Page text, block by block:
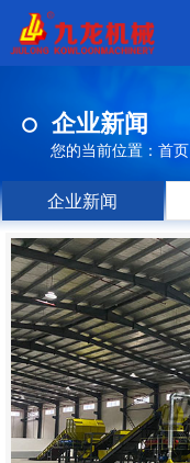
品
视
频
现
场
方
案
动
态联
企业新闻
您的当前位置： 首页
企业新闻